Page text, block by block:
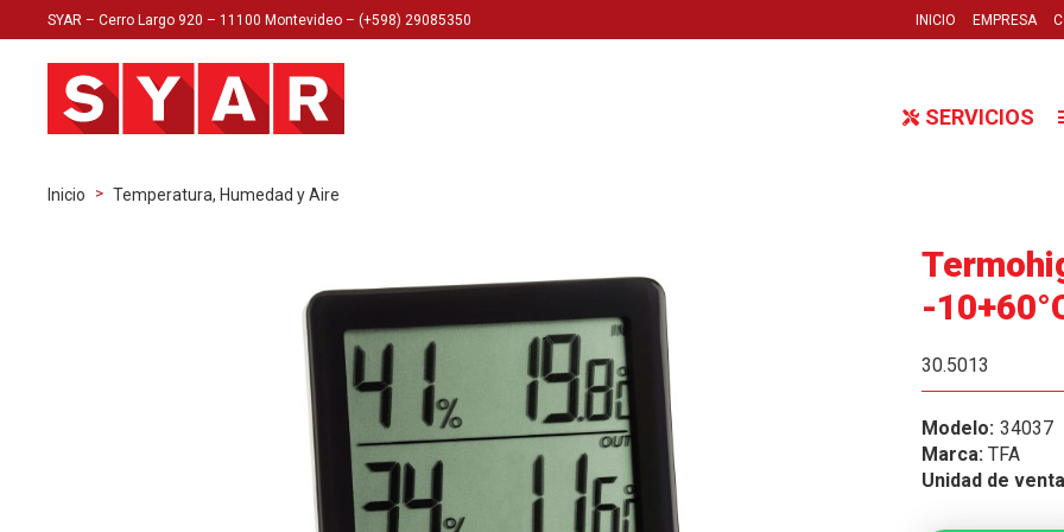
SYAR – Cerro Largo 920 – 11100 Montevideo – (+598) 29085350 INICIO EMPRESA
SERVICIOS
Inicio > Temperatura, Humedad y Aire
-
30.5013
34037
Marca: TFA
Unidad de